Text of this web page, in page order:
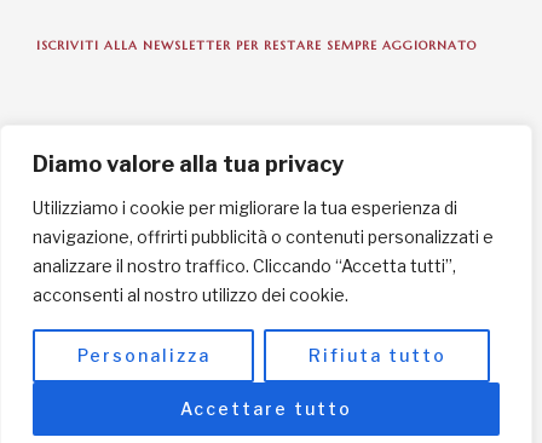
Diamo valore alla tua privacy
Utilizziamo i cookie per migliorare la tua esperienza di
navigazione, offrirti pubblicità o contenuti personalizzati e
analizzare il nostro traffico. Cliccando “Accetta tutti”,
acconsenti al nostro utilizzo dei cookie.
Personalizza Rifiuta tutto
Accettare tutto
ISCRIVITI ALLA NEWSLETTER PER RESTARE SEMPRE AGGIORNATO
ISCRIVITI ORA
INFORMAZIONI SULLA PRIVACY
English / USD
© Copyright 2025 L'Africa Chiama ODV All rights reserved